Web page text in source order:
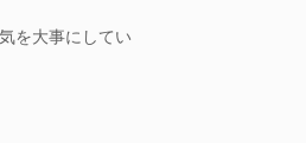
を大事にしてい